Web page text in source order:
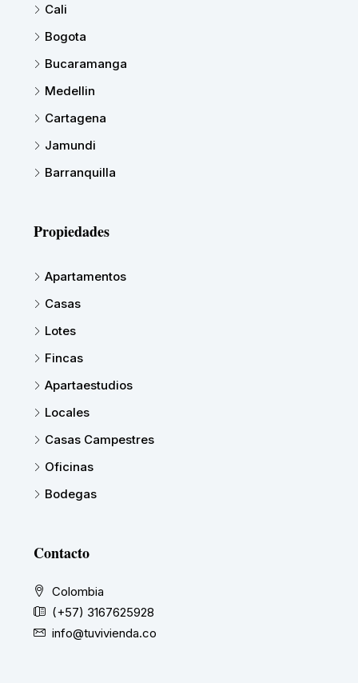
Cali
Bogota
Bucaramanga
Medellin
Cartagena
Jamundi
Barranquilla
Propiedades
Apartamentos
Casas
Lotes
Fincas
Apartaestudios
Locales
Casas Campestres
Oficinas
Bodegas
Contacto
Colombia
(+57) 3167625928
info@tuvivienda.co